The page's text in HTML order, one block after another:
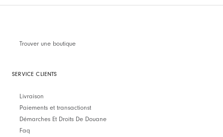
Trouver une boutique
SERVICE CLIENTS
Livraison
Paiements et transactionst
Démarches Et Droits De Douane
Faq